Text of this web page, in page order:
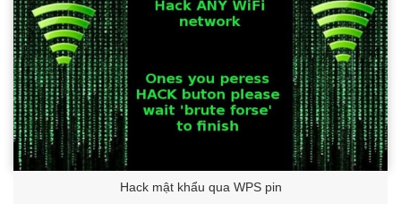
Hack mật khẩu qua WPS pin